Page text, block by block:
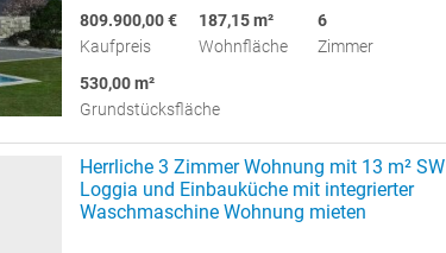
809.900,00 €
Kaufpreis
187,15 m²
Wohnfläche
6
Zimmer
530,00 m²
Grundstücksfläche
Herrliche 3 Zimmer Wohnung mit 13 m² SW
Loggia und Einbauküche mit integrierter
Waschmaschine Wohnung mieten